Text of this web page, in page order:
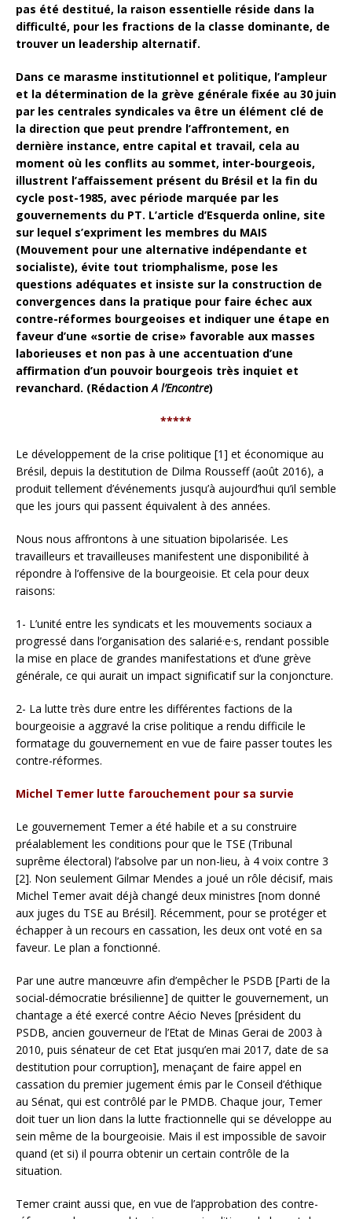
pas été destitué, la raison essentielle réside dans la
difficulté, pour les fractions de la classe dominante, de
trouver un leadership alternatif.
Dans ce marasme institutionnel et politique, l’ampleur
et la détermination de la grève générale fixée au 30 juin
par les centrales syndicales va être un élément clé de
la direction que peut prendre l’affrontement, en
dernière instance, entre capital et travail, cela au
moment où les conflits au sommet, inter-bourgeois,
illustrent l’affaissement présent du Brésil et la fin du
cycle post-1985, avec période marquée par les
gouvernements du PT. L’article d’Esquerda online, site
sur lequel s’expriment les membres du MAIS
(Mouvement pour une alternative indépendante et
socialiste), évite tout triomphalisme, pose les
questions adéquates et insiste sur la construction de
convergences dans la pratique pour faire échec aux
contre-réformes bourgeoises et indiquer une étape en
faveur d’une «sortie de crise» favorable aux masses
laborieuses et non pas à une accentuation d’une
affirmation d’un pouvoir bourgeois très inquiet et
revanchard. (RédactionA l’Encontre)
*****
Le développement de la crise politique [1] et économique au
Brésil, depuis la destitution de Dilma Rousseff (août 2016), a
produit tellement d’événements jusqu’à aujourd’hui qu’il semble
que les jours qui passent équivalent à des années.
Nous nous affrontons à une situation bipolarisée. Les
travailleurs et travailleuses manifestent une disponibilité à
répondre à l’offensive de la bourgeoisie. Et cela pour deux
raisons:
1- L’unité entre les syndicats et les mouvements sociaux a
progressé dans l’organisation des salarié·e·s, rendant possible
la mise en place de grandes manifestations et d’une grève
générale, ce qui aurait un impact significatif sur la conjoncture.
2- La lutte très dure entre les différentes factions de la
bourgeoisie a aggravé la crise politique a rendu difficile le
formatage du gouvernement en vue de faire passer toutes les
contre-réformes.
Michel Temer lutte farouchement pour sa survie
Le gouvernement Temer a été habile et a su construire
préalablement les conditions pour que le TSE (Tribunal
suprême électoral) l’absolve par un non-lieu, à 4 voix contre 3
[2]. Non seulement Gilmar Mendes a joué un rôle décisif, mais
Michel Temer avait déjà changé deux ministres [nom donné
aux juges du TSE au Brésil]. Récemment, pour se protéger et
échapper à un recours en cassation, les deux ont voté en sa
faveur. Le plan a fonctionné.
Par une autre manœuvre afin d’empêcher le PSDB [Parti de la
social-démocratie brésilienne] de quitter le gouvernement, un
chantage a été exercé contre Aécio Neves [président du
PSDB, ancien gouverneur de l’Etat de Minas Gerai de 2003 à
2010, puis sénateur de cet Etat jusqu’en mai 2017, date de sa
destitution pour corruption], menaçant de faire appel en
cassation du premier jugement émis par le Conseil d’éthique
au Sénat, qui est contrôlé par le PMDB. Chaque jour, Temer
doit tuer un lion dans la lutte fractionnelle qui se développe au
sein même de la bourgeoisie. Mais il est impossible de savoir
quand (et si) il pourra obtenir un certain contrôle de la
situation.
Temer craint aussi que, en vue de l’approbation des contre-